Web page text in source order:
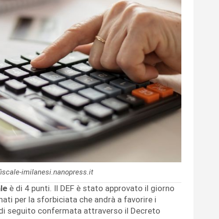
imilanesi.nanopress.it
è di 4 punti. Il DEF è stato approvato il giorno
per la sforbiciata che andrà a favorire i
seguito confermata attraverso il Decreto